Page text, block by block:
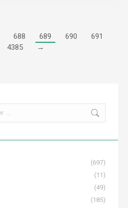
688 689 690
691
4385 →
(697)
(11)
(49)
(185)